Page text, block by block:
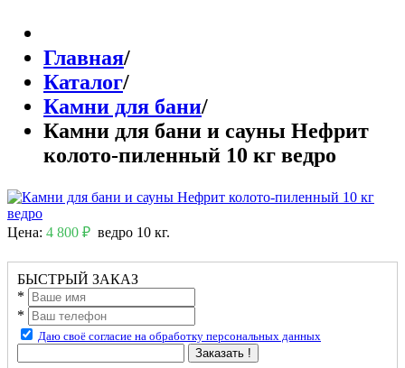
Главная/
Каталог/
Камни для бани/
Камни для бани и сауны Нефрит
колото-пиленный 10 кг ведро
Цена: 4 800 ₽ ведро 10 кг.
БЫСТРЫЙ ЗАКАЗ
*
*
Даю своё согласие на обработку персональных данных
Заказать !